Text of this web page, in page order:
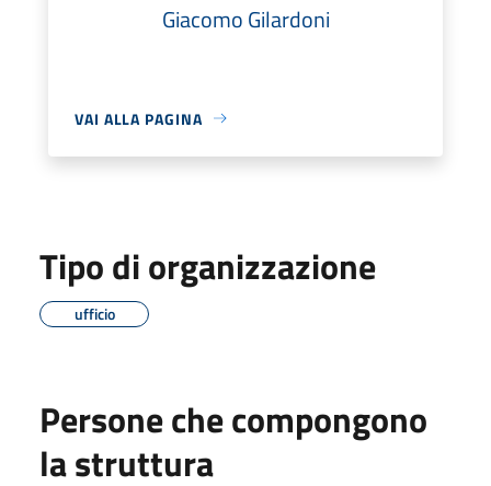
Giacomo Gilardoni
VAI ALLA PAGINA
Tipo di organizzazione
ufficio
Persone che compongono
la struttura